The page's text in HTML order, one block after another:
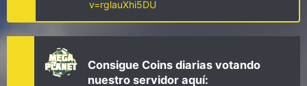
t
u
z
a
v=rglauXhi5DU
Consigue Coins diarias votando
nuestro servidor aquí: